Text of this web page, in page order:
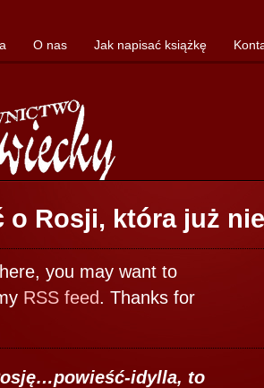
O nas Jak napisać książkę
o Rosji, która już
you may want to
RSS feed. Thanks for
idylla, to